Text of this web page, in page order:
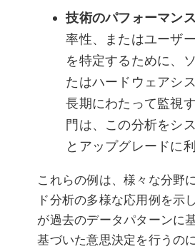
技術のパフォーマン
率性、またはユーザ
を特定するために、
たはハードウェアシ
長期にわたって監視
門は、この分析をシ
とアップグレードに
これらの例は、様々な分野
ド分析の多様な応用例を示
が過去のデータパターンに
基づいた意思決定を行うの